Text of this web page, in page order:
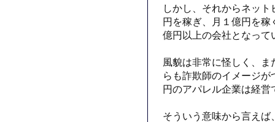
しかし、それからネッ
円を稼ぎ、月１億円を
億円以上の会社となって
風貌は非常に怪しく、
らも詐欺師のイメージ
円のアパレル企業は経営
そういう意味から言え